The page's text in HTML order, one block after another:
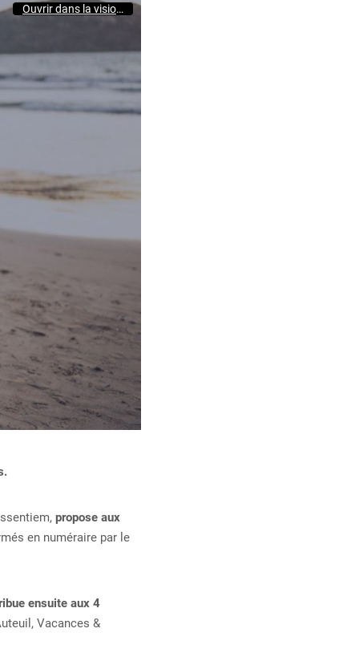
Ouvrir dans la visionneuse
propose aux
en numéraire par le
ensuite aux 4
Vacances &